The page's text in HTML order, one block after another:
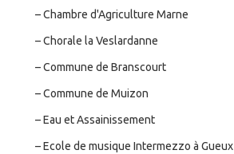
– Chambre d'Agriculture Marne
– Chorale la Veslardanne
– Commune de Branscourt
– Commune de Muizon
– Eau et Assainissement
– Ecole de musique Intermezzo à Gueux